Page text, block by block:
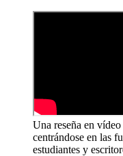
Una reseña en
centrándose en las
estudiantes y